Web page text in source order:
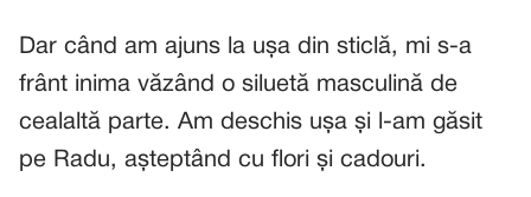
Dar când am ajuns la ușa din sticlă, mi s-a
frânt inima văzând o siluetă masculină de
cealaltă parte. Am deschis ușa și l-am găsit
pe Radu, așteptând cu flori și cadouri.